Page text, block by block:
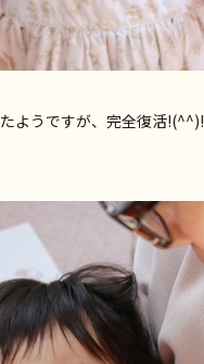
ようですが、完全復活!(^^)!